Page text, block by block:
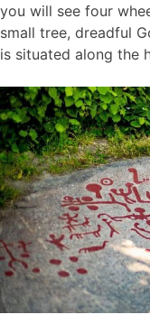
you will see four
small tree, dreadful
is situated along the